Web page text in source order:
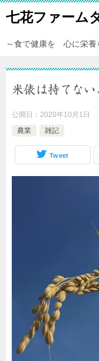
七花ファーム
～食で健康を 心に栄養
米俵は持てな
公開日： 2020年10月1日
農業
雑記
Tweet